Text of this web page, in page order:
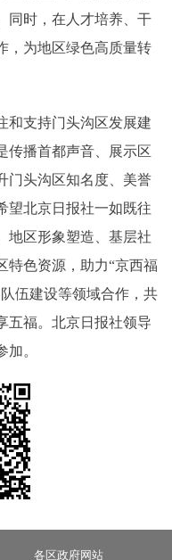
同时，在人才培养、干
，为地区绿色高质量转
和支持门头沟区发展建
传播首都声音、展示区
门头沟区知名度、美誉
望北京日报社一如既往
地区形象塑造、基层社
特色资源，助力“京西福
伍建设等领域合作，共
五福。北京日报社领导
。
各区政府网站